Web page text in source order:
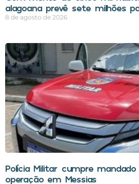
alagoana prevê sete milhões
8 de agosto de 2026
Polícia Militar cumpre
operação em Messias